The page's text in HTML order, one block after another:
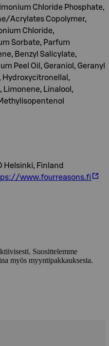
Chloride Phosphate,
Acrylates Copolymer,
Chloride,
Sorbate, Parfum
Benzyl Salicylate,
Peel Oil, Geraniol, Geranyl
Hydroxycitronellal,
Limonene, Linalool,
Helsinki, Finland
www.fourreasons.fi
Suosittelemme
myös myyntipakkauksesta.